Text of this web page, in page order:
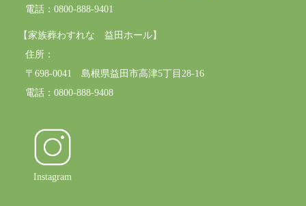
電話：0800-888-9401
【家族葬わすれな 益田ホール】
住所：
〒698-0041 島根県益田市高津5丁目28-16
電話：0800-888-9408
Instagram